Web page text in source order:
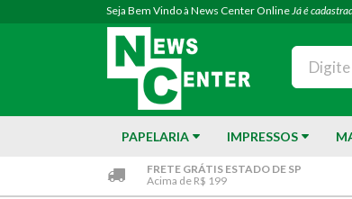
Seja Bem Vindo à News Center OnlineJá é
PAPELARIA IMPRESSOS
FRETE GRÁTIS ESTADO DE SP
Acima de R$ 199